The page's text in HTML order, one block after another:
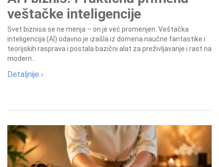
veštačke inteligencije
Svet biznisa se ne menja – on je već promenjen. Veštačka
inteligencija (AI) odavno je izašla iz domena naučne fantastike i
teorijskih rasprava i postala bazični alat za preživljavanje i rast na
modern...
Detaljnije ›